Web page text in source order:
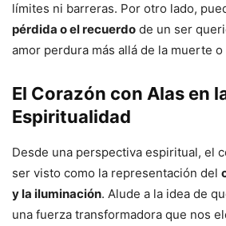
límites ni barreras. Por otro lado,
pérdida o el recuerdo de un ser
amor perdura más allá de la muerte
El Corazón con Alas en
Espiritualidad
Desde una perspectiva espiritual, el
ser visto como la representación del
y la iluminación. Alude a la idea de
una fuerza transformadora que nos